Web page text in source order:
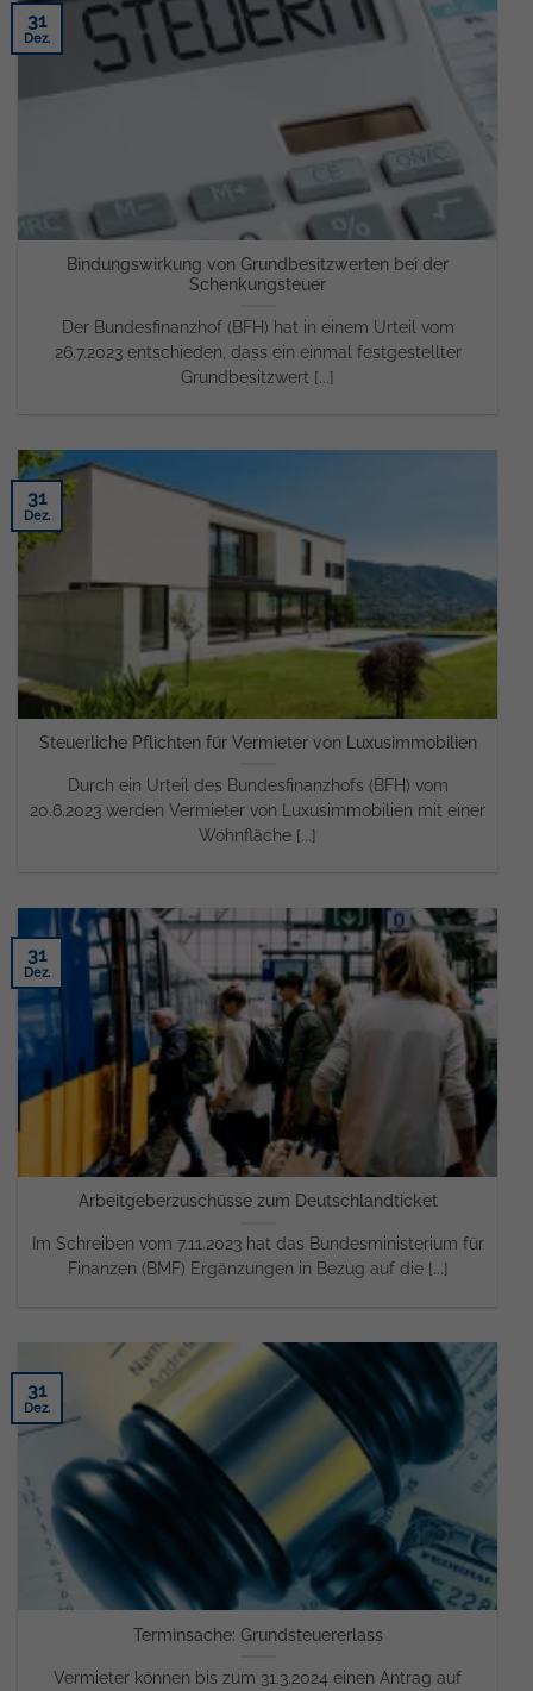
Bindungswirkung von Grundbesitzwerten bei der
Schenkungsteuer
Der Bundesfinanzhof (BFH) hat in einem Urteil vom
26.7.2023 entschieden, dass ein einmal festgestellter
Grundbesitzwert [...]
31
Dez.
Steuerliche Pflichten für Vermieter von Luxusimmobilien
Durch ein Urteil des Bundesfinanzhofs (BFH) vom
20.6.2023 werden Vermieter von Luxusimmobilien mit einer
Wohnfläche [...]
31
Dez.
Arbeitgeberzuschüsse zum Deutschlandticket
Im Schreiben vom 7.11.2023 hat das Bundesministerium für
Finanzen (BMF) Ergänzungen in Bezug auf die [...]
31
Dez.
Terminsache: Grundsteuererlass
Vermieter können bis zum 31.3.2024 einen Antrag auf
31
Dez.